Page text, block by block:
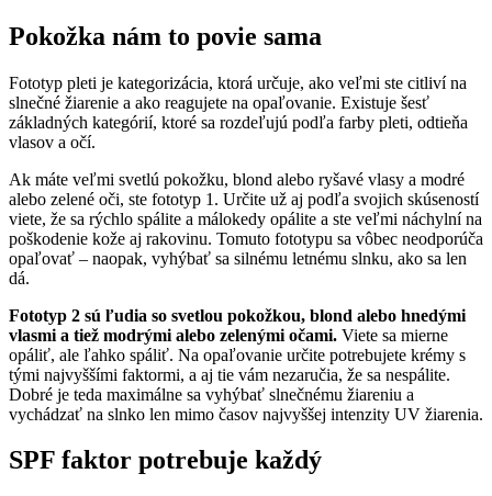
Pokožka nám to povie sama
Fototyp pleti je kategorizácia, ktorá určuje, ako veľmi ste citliví na
slnečné žiarenie a ako reagujete na opaľovanie. Existuje šesť
základných kategórií, ktoré sa rozdeľujú podľa farby pleti, odtieňa
vlasov a očí.
Ak máte veľmi svetlú pokožku, blond alebo ryšavé vlasy a modré
alebo zelené oči, ste fototyp 1. Určite už aj podľa svojich skúseností
viete, že sa rýchlo spálite a málokedy opálite a ste veľmi náchylní na
poškodenie kože aj rakovinu. Tomuto fototypu sa vôbec neodporúča
opaľovať – naopak, vyhýbať sa silnému letnému slnku, ako sa len
dá.
Fototyp 2 sú ľudia so svetlou pokožkou, blond alebo hnedými
vlasmi a tiež modrými alebo zelenými očami. Viete sa mierne
opáliť, ale ľahko spáliť. Na opaľovanie určite potrebujete krémy s
tými najvyššími faktormi, a aj tie vám nezaručia, že sa nespálite.
Dobré je teda maximálne sa vyhýbať slnečnému žiareniu a
vychádzať na slnko len mimo časov najvyššej intenzity UV žiarenia.
SPF faktor potrebuje každý